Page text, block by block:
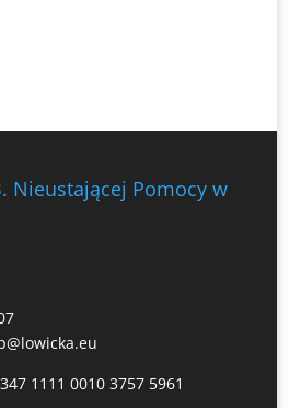
Nieustającej Pomocy w
1111 0010 3757 5961